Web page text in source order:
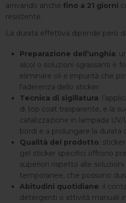
arrivando anche fino a 21 giorni
resistente.
La durata effettiva dipende però
Preparazione dell’unghia:
alcol o soluzioni sgrassanti è
eliminare oli e impurità che
l’aderenza dello sticker.
Tecnica di sigillatura:
di top coat trasparente, e la
catalizzazione in lampada UV/
bordi e a prolungare la durata
Qualità del prodotto:
gel sticker specifici offrono
superiori rispetto alle
temporanee, che possono
Abitudini quotidiane: il
detergenti o attività manuali